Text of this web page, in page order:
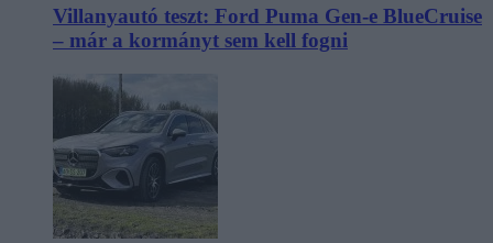
Villanyautó teszt: Ford Puma Gen-e BlueCruise
– már a kormányt sem kell fogni